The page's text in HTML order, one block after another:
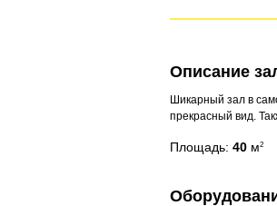
Описание
Шикарный зал в
прекрасный вид.
Площадь: 40 м2